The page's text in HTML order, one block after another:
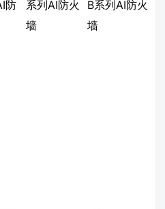
防
系列AI防火
墙
B系列AI防火
墙